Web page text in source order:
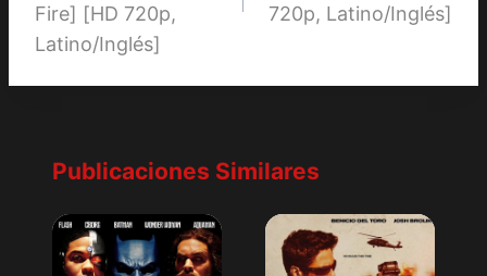
Fire] [HD 720p,
Latino/Inglés]
720p, Latino/Inglés]
Publicaciones Similares